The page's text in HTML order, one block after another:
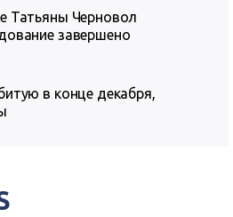
Татьяны Черновол
завершено
в конце декабря,